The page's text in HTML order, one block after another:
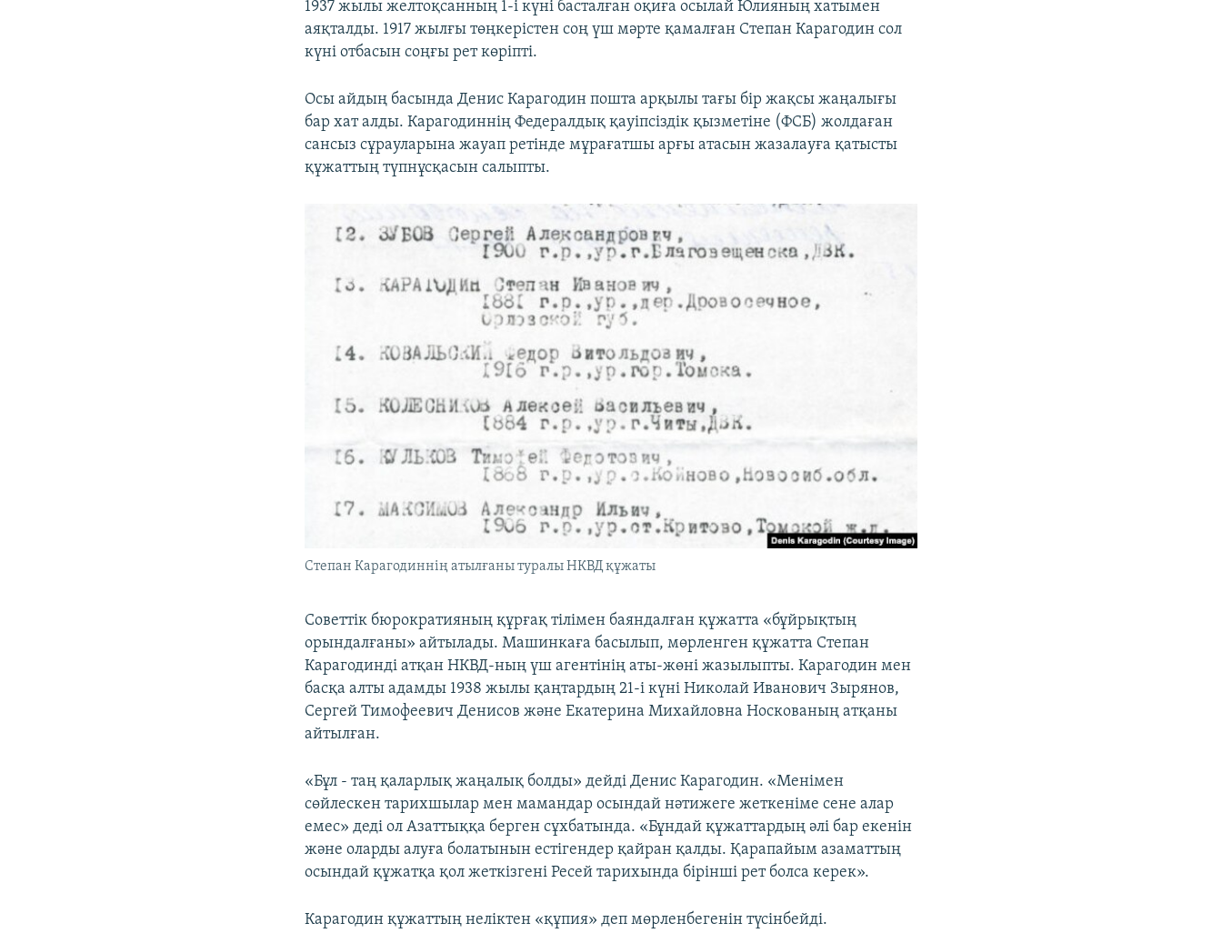
1937 жылы желтоқсанның 1-і күні басталған оқиға осылай Юлияның хатымен
аяқталды. 1917 жылғы төңкерістен соң үш мәрте қамалған Степан Карагодин сол
күні отбасын соңғы рет көріпті.
Осы айдың басында Денис Карагодин пошта арқылы тағы бір жақсы жаңалығы
бар хат алды. Карагодиннің Федералдық қауіпсіздік қызметіне (ФСБ) жолдаған
сансыз сұрауларына жауап ретінде мұрағатшы арғы атасын жазалауға қатысты
құжаттың түпнұсқасын салыпты.
Степан Карагодиннің атылғаны туралы НКВД құжаты
Советтік бюрократияның құрғақ тілімен баяндалған құжатта «бұйрықтың
орындалғаны» айтылады. Машинкаға басылып, мөрленген құжатта Степан
Карагодинді атқан НКВД-ның үш агентінің аты-жөні жазылыпты. Карагодин мен
басқа алты адамды 1938 жылы қаңтардың 21-і күні Николай Иванович Зырянов,
Сергей Тимофеевич Денисов және Екатерина Михайловна Носкованың атқаны
айтылған.
«Бұл - таң қаларлық жаңалық болды» дейді Денис Карагодин. «Менімен
сөйлескен тарихшылар мен мамандар осындай нәтижеге жеткеніме сене алар
емес» деді ол Азаттыққа берген сұхбатында. «Бұндай құжаттардың әлі бар екенін
және оларды алуға болатынын естігендер қайран қалды. Қарапайым азаматтың
осындай құжатқа қол жеткізгені Ресей тарихында бірінші рет болса керек».
Карагодин құжаттың неліктен «құпия» деп мөрленбегенін түсінбейді.